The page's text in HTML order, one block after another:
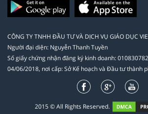
CÔNG TY TNHH ĐẦU TƯ VÀ DỊCH VỤ GIÁO DỤC
Người đại diện: Nguyễn Thanh Tuyền
Số giấy chứng nhận đăng ký kinh doanh:
04/06/2018, nơi cấp: Sở Kế hoạch và Đầu tư thành
2015 © All Rights Reserved.